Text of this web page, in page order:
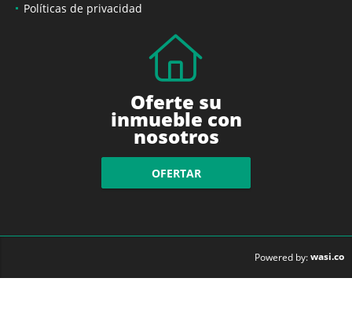
Políticas de privacidad
Oferte su
inmueble con
nosotros
OFERTAR
Powered by:wasi.co